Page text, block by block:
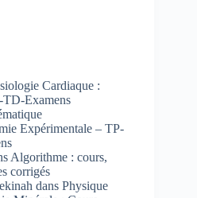
Cardiaque :
TD-Examens
Expérimentale – TP-
Algorithme : cours,
corrigés
dans Physique